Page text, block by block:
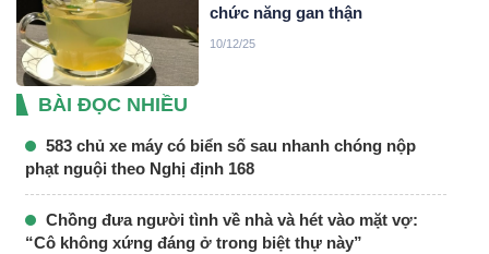
chức năng gan thận
10/12/25
BÀI ĐỌC NHIỀU
583 chủ xe máy có biển số sau nhanh chóng nộp
phạt nguội theo Nghị định 168
Chồng đưa người tình về nhà và hét vào mặt vợ:
“Cô không xứng đáng ở trong biệt thự này”